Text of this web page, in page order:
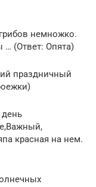
немножко.
… (Ответ: Опята)
праздничный
красная на нем.